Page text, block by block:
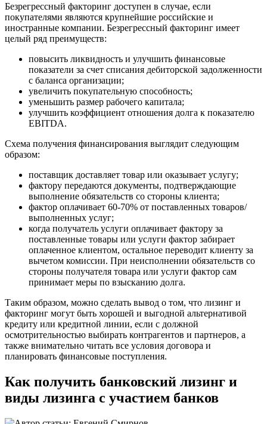
Безрегрессный факторинг доступен в случае, если
покупателями являются крупнейшие российские и
иностранные компании. Безрегрессный факторинг имеет
целый ряд преимуществ:
повысить ликвидность и улучшить финансовые
показатели за счет списания дебиторской задолженности
с баланса организации;
увеличить покупательную способность;
уменьшить размер рабочего капитала;
улучшить коэффициент отношения долга к показателю
EBITDA.
Схема получения финансирования выглядит следующим
образом:
поставщик доставляет товар или оказывает услугу;
фактору передаются документы, подтверждающие
выполнение обязательств со стороны клиента;
фактор оплачивает 60-70% от поставленных товаров/
выполненных услуг;
когда получатель услуги оплачивает фактору за
поставленные товары или услуги фактор забирает
оплаченное клиентом, остальное переводит клиенту за
вычетом комиссии. При неисполнении обязательств со
стороны получателя товара или услуги фактор сам
принимает меры по взысканию долга.
Таким образом, можно сделать вывод о том, что лизинг и
факторинг могут быть хорошей и выгодной альтернативой
кредиту или кредитной линии, если с должной
осмотрительностью выбирать контрагентов и партнеров, а
также внимательно читать все условия договора и
планировать финансовые поступления.
Как получить банковский лизинг и
виды лизинга с участием банков